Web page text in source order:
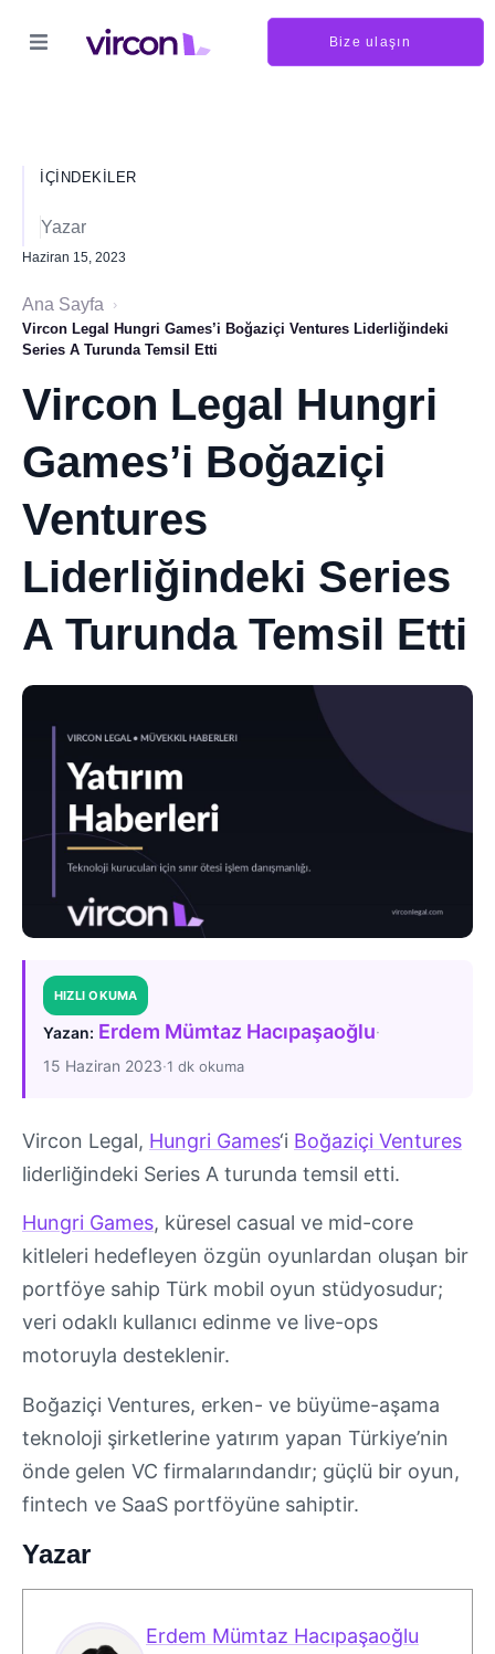
Bize ulaşın
İÇINDEKILER
Yazar
Haziran 15, 2023
Ana Sayfa
›
Vircon Legal Hungri Games’i Boğaziçi Ventures Liderliğindeki
Series A Turunda Temsil Etti
Vircon Legal Hungri
Games’i Boğaziçi
Ventures
Liderliğindeki Series
A Turunda Temsil Etti
HIZLI OKUMA
Yazan: Erdem Mümtaz Hacıpaşaoğlu·
15 Haziran 2023·1 dk okuma
Vircon Legal, Hungri Games‘i Boğaziçi Ventures
liderliğindeki Series A turunda temsil etti.
Hungri Games, küresel casual ve mid-core
kitleleri hedefleyen özgün oyunlardan oluşan bir
portföye sahip Türk mobil oyun stüdyosudur;
veri odaklı kullanıcı edinme ve live-ops
motoruyla desteklenir.
Boğaziçi Ventures, erken- ve büyüme-aşama
teknoloji şirketlerine yatırım yapan Türkiye’nin
önde gelen VC firmalarındandır; güçlü bir oyun,
fintech ve SaaS portföyüne sahiptir.
Yazar
Erdem Mümtaz Hacıpaşaoğlu